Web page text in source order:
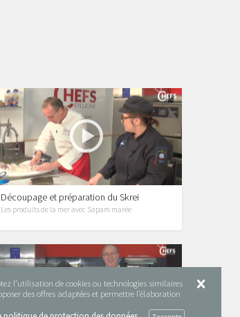
l’utilisation de cookies ou technologies similaires
des offres adaptées et permettre l’élaboration
Découpage et préparation du Skrei
Les produits de la mer avec Sapam marée